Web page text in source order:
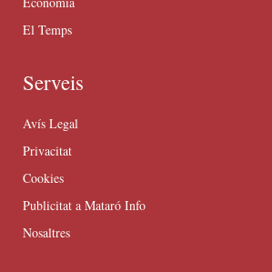
El Temps
Serveis
Avís Legal
Privacitat
Cookies
Publicitat a Mataró Info
Nosaltres